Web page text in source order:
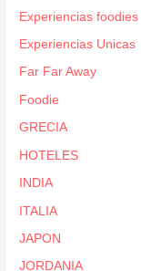
Experiencias foodies
Experiencias Unicas
Far Far Away
Foodie
GRECIA
HOTELES
INDIA
ITALIA
JAPON
JORDANIA